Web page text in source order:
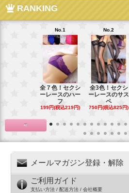
RANKING
No.1
全７色！セクシ
ーレースのハー
フ
199円(税込219円)
No.2
全3色！セクシ
ーレースのサス
ペ
750円(税込825円)
<
メールマガジン登録・解除
ご利用ガイド
支払い方法 / 配送方法 / 会社概要